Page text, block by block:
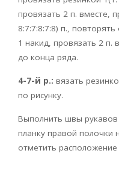
провязать 2 п. вместе,
8:7:7:8:7:8) п.,
1 накид, провязать 2 п.
до конца ряда.
4-7-й р.: вязать
по рисунку.
Выполнить швы
планку правой полочки
отметить